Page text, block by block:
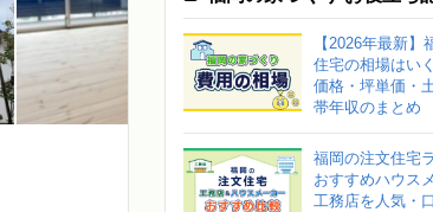
【2026年最新】
住宅の相場はい
価格・坪単価・
帯年収のまとめ
福岡の注文住宅
おすすめハウス
工務店を人気・